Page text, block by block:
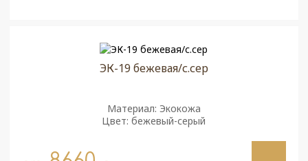
ЭК-19 бежевая/с.сер
Материал: Экокожа
Цвет: бежевый-серый